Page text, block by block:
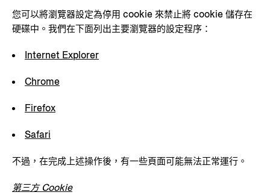
您可以將瀏覽器設定為停用 cookie 來禁止將 cookie 儲存在
硬碟中。我們在下面列出主要瀏覽器的設定程序：
Internet Explorer
Chrome
Firefox
Safari
不過，在完成上述操作後，有一些頁面可能無法正常運行。
第三方 Cookie